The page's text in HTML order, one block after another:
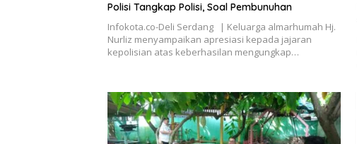
Polisi Tangkap Polisi, Soal Pembunuhan
Infokota.co-Deli Serdang | Keluarga almarhumah Hj.
Nurliz menyampaikan apresiasi kepada jajaran
kepolisian atas keberhasilan mengungkap…